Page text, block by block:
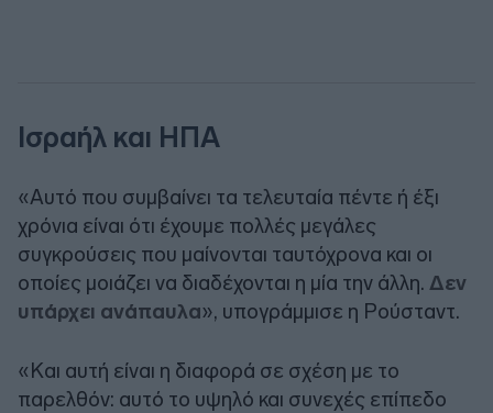
Ισραήλ και ΗΠΑ
«Αυτό που συμβαίνει τα τελευταία πέντε ή έξι
χρόνια είναι ότι έχουμε πολλές μεγάλες
συγκρούσεις που μαίνονται ταυτόχρονα και οι
οποίες μοιάζει να διαδέχονται η μία την άλλη. Δεν
υπάρχει ανάπαυλα», υπογράμμισε η Ρούσταντ.
«Και αυτή είναι η διαφορά σε σχέση με το
παρελθόν: αυτό το υψηλό και συνεχές επίπεδο